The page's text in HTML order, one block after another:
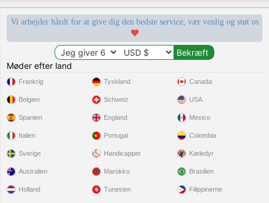
Vi arbejder hårdt for at give dig den bedste service, vær venlig og støt os
Møder efter land
Frankrig
Belgien
Spanien
Italien
Sverige
Tyskland
Schweiz
England
Portugal
Handicappet
Canada
USA
Mexico
Colombia
Kæledyr
Australien
Holland
Marokko
Tunesien
Brasilien
Filippinerne